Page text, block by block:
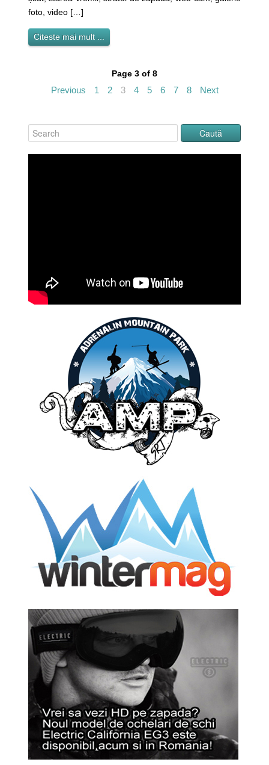
foto, video […]
Citeste mai mult ...
Page 3 of 8
Previous 1 2 3 4 5 6 7 8 Next